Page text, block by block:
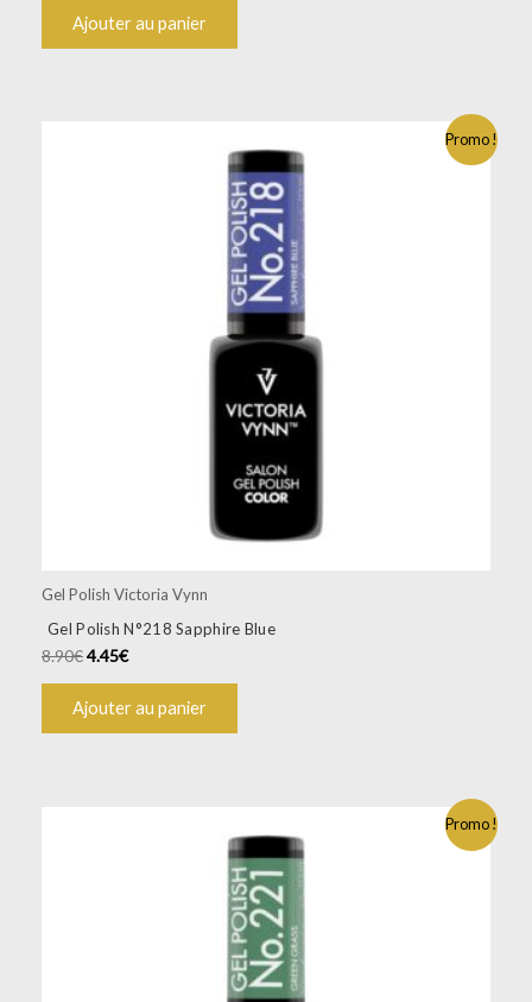
Ajouter au panier
Promo !
Gel Polish Victoria Vynn
Gel Polish N°218 Sapphire Blue
8.90€4.45€
Ajouter au panier
Promo !